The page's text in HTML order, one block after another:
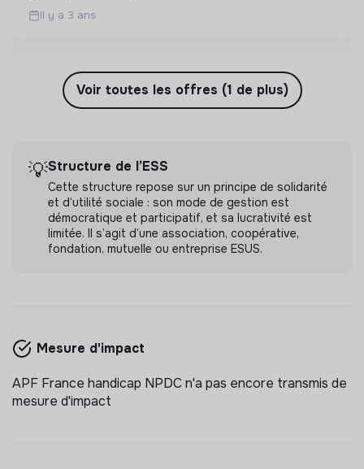
Il y a 3 ans
Voir toutes les offres (1 de plus)
💡Structure de l’ESS
Cette structure repose sur un principe de solidarité
et d’utilité sociale : son mode de gestion est
démocratique et participatif, et sa lucrativité est
limitée. Il s’agit d’une association, coopérative,
fondation, mutuelle ou entreprise ESUS.
Mesure d'impact
APF France handicap NPDC n'a pas encore transmis de
mesure d'impact